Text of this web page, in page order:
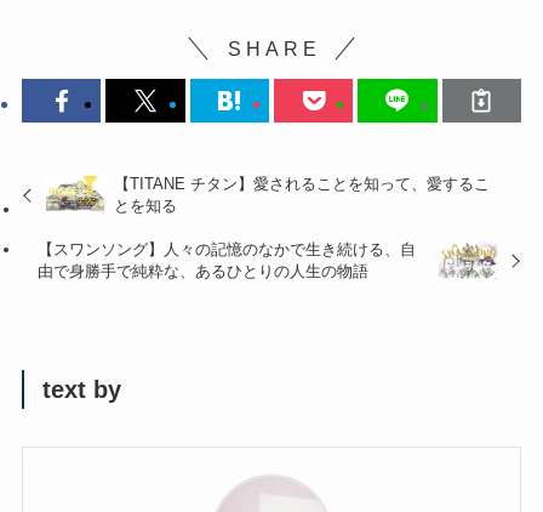
S H A R E
【TITANE チタン】愛されることを知って、愛するこ
とを知る
【スワンソング】人々の記憶のなかで生き続ける、自
由で身勝手で純粋な、あるひとりの人生の物語
text by